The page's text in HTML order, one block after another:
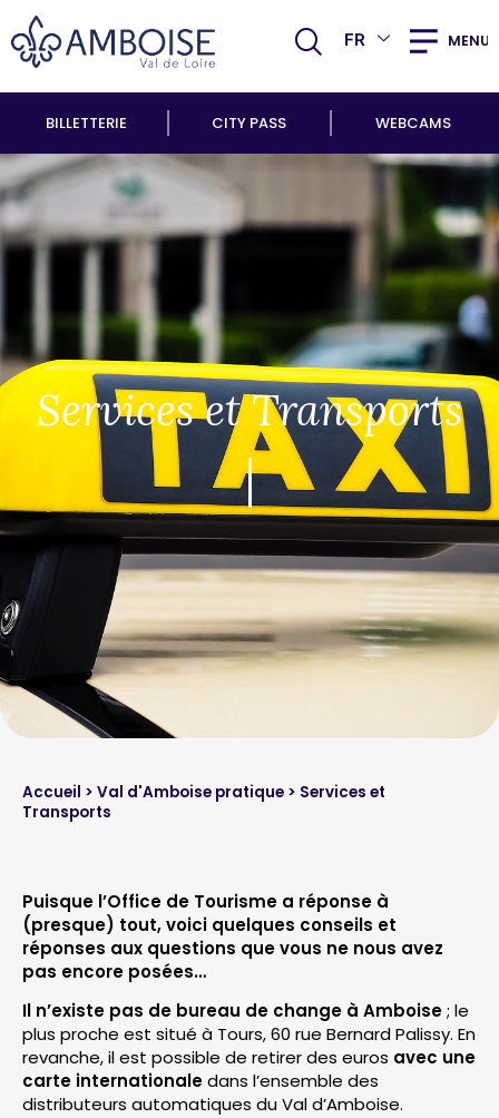
FR MENU
BILLETTERIE CITY PASS WEBCAMS
Services et Transports
Accueil > Val d'Amboise pratique > Services et
Transports
Puisque l’Office de Tourisme a réponse à
(presque) tout, voici quelques conseils et
réponses aux questions que vous ne nous avez
pas encore posées…
Il n’existe pas de bureau de change à Amboise; le
plus proche est situé à Tours, 60 rue Bernard Palissy. En
revanche, il est possible de retirer des euros avec une
carte internationaledans l’ensemble des
distributeurs automatiques du Val d’Amboise.